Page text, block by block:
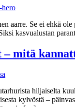
aarre. Se ei ehkä
kasvualustan
mitä
hiljaiselta
kylvöstä –